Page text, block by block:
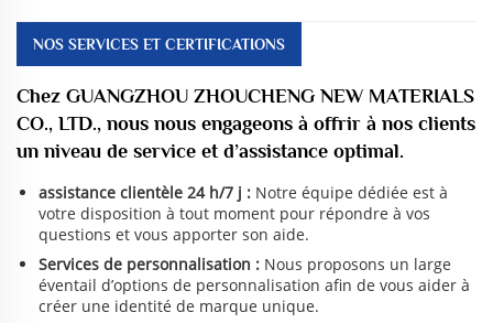
NOS SERVICES ET CERTIFICATIONS
Chez GUANGZHOU ZHOUCHENG NEW MATERIALS
CO., LTD., nous nous engageons à offrir à nos clients
un niveau de service et d’assistance optimal.
assistance clientèle 24 h/7 j : Notre équipe dédiée est à
votre disposition à tout moment pour répondre à vos
questions et vous apporter son aide.
Services de personnalisation : Nous proposons un large
éventail d’options de personnalisation afin de vous aider à
créer une identité de marque unique.